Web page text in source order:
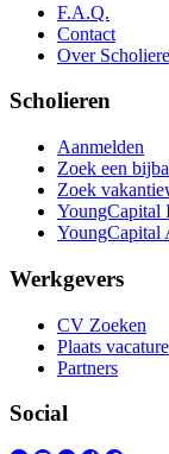
F.A.Q.
Contact
Over
Scholieren
Aanmelden
Zoek een
Zoek
YoungCapital
YoungCapital
Werkgevers
CV Zoeken
Plaats vacature
Partners
Social